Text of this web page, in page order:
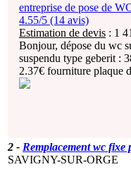
entreprise de pose de
4.55/5 (14 avis)
Estimation de devis : 1
Bonjour, dépose du wc
suspendu type geberit :
2.37€ fourniture plaque
2 - Remplacement wc fixe
SAVIGNY-SUR-ORGE